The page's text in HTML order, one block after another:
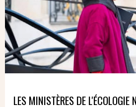
LES MINISTÈRES DE